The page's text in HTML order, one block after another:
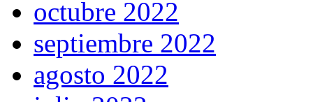
octubre 2022
septiembre 2022
agosto 2022